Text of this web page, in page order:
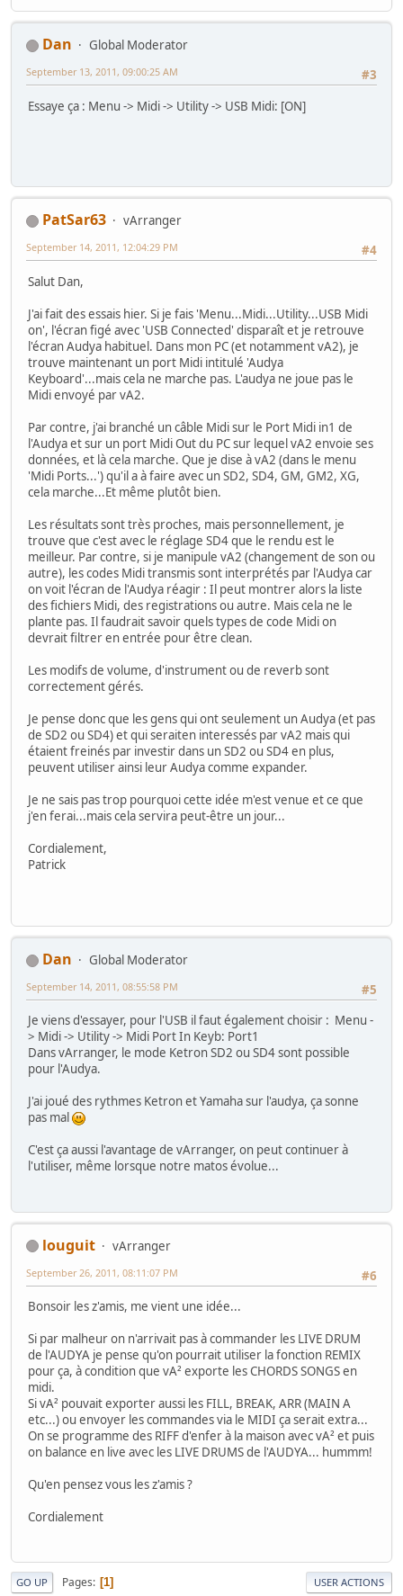
Dan
Global Moderator
#3
September 13, 2011, 09:00:25 AM
Essaye ça : Menu -> Midi -> Utility -> USB Midi: [ON]
PatSar63
vArranger
#4
September 14, 2011, 12:04:29 PM
Salut Dan,
J'ai fait des essais hier. Si je fais 'Menu...Midi...Utility...USB Midi
on', l'écran figé avec 'USB Connected' disparaît et je retrouve
l'écran Audya habituel. Dans mon PC (et notamment vA2), je
trouve maintenant un port Midi intitulé 'Audya
Keyboard'...mais cela ne marche pas. L'audya ne joue pas le
Midi envoyé par vA2.
Par contre, j'ai branché un câble Midi sur le Port Midi in1 de
l'Audya et sur un port Midi Out du PC sur lequel vA2 envoie ses
données, et là cela marche. Que je dise à vA2 (dans le menu
'Midi Ports...') qu'il a à faire avec un SD2, SD4, GM, GM2, XG,
cela marche...Et même plutôt bien.
Les résultats sont très proches, mais personnellement, je
trouve que c'est avec le réglage SD4 que le rendu est le
meilleur. Par contre, si je manipule vA2 (changement de son ou
autre), les codes Midi transmis sont interprétés par l'Audya car
on voit l'écran de l'Audya réagir : Il peut montrer alors la liste
des fichiers Midi, des registrations ou autre. Mais cela ne le
plante pas. Il faudrait savoir quels types de code Midi on
devrait filtrer en entrée pour être clean.
Les modifs de volume, d'instrument ou de reverb sont
correctement gérés.
Je pense donc que les gens qui ont seulement un Audya (et pas
de SD2 ou SD4) et qui seraiten interessés par vA2 mais qui
étaient freinés par investir dans un SD2 ou SD4 en plus,
peuvent utiliser ainsi leur Audya comme expander.
Je ne sais pas trop pourquoi cette idée m'est venue et ce que
j'en ferai...mais cela servira peut-être un jour...
Cordialement,
Patrick
Dan
Global Moderator
#5
September 14, 2011, 08:55:58 PM
Je viens d'essayer, pour l'USB il faut également choisir : Menu -
> Midi -> Utility -> Midi Port In Keyb: Port1
Dans vArranger, le mode Ketron SD2 ou SD4 sont possible
pour l'Audya.
J'ai joué des rythmes Ketron et Yamaha sur l'audya, ça sonne
pas mal
C'est ça aussi l'avantage de vArranger, on peut continuer à
l'utiliser, même lorsque notre matos évolue...
louguit
vArranger
#6
September 26, 2011, 08:11:07 PM
Bonsoir les z'amis, me vient une idée...
Si par malheur on n'arrivait pas à commander les LIVE DRUM
de l'AUDYA je pense qu'on pourrait utiliser la fonction REMIX
pour ça, à condition que vA² exporte les CHORDS SONGS en
midi.
Si vA² pouvait exporter aussi les FILL, BREAK, ARR (MAIN A
etc...) ou envoyer les commandes via le MIDI ça serait extra...
On se programme des RIFF d'enfer à la maison avec vA² et puis
on balance en live avec les LIVE DRUMS de l'AUDYA... hummm!
Qu'en pensez vous les z'amis ?
Cordialement
GO UP Pages 1 USER ACTIONS